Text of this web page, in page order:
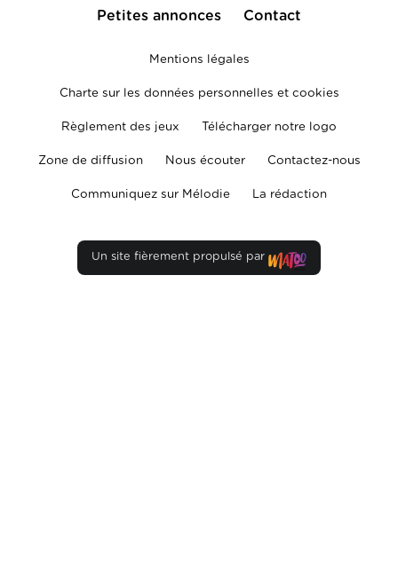
Petites annonces Contact
Mentions légales
Charte sur les données personnelles et cookies
Règlement des jeux Télécharger notre logo
Zone de diffusion Nous écouter Contactez-nous
Communiquez sur Mélodie La rédaction
Un site fièrement propulsé par